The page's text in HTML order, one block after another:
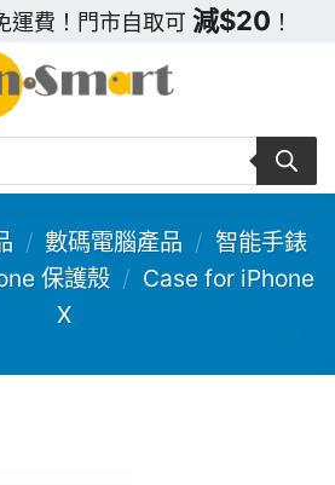
運費！門市自取可 減$20 ！
/ 數碼電腦產品 / 智能手錶
保護殼 / Case for iPhone
X